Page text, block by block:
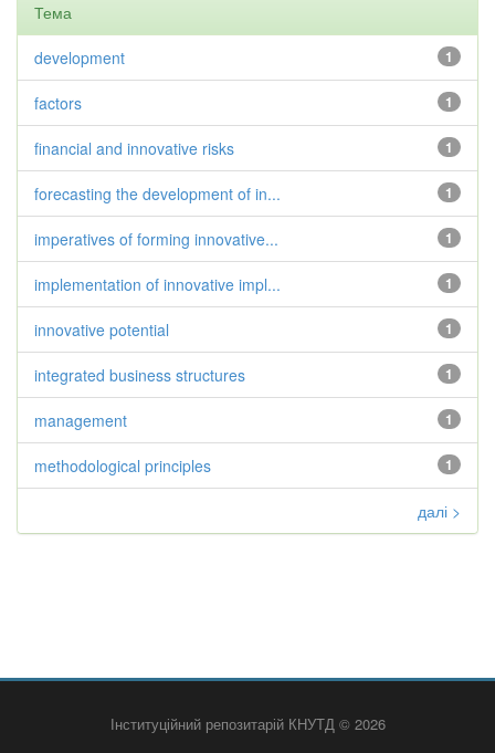
Тема
1
development
1
factors
1
financial and innovative risks
1
forecasting the development of in...
1
imperatives of forming innovative...
1
implementation of innovative impl...
1
innovative potential
1
integrated business structures
1
management
1
methodological principles
далі >
Інституційний репозитарій КНУТД © 2026